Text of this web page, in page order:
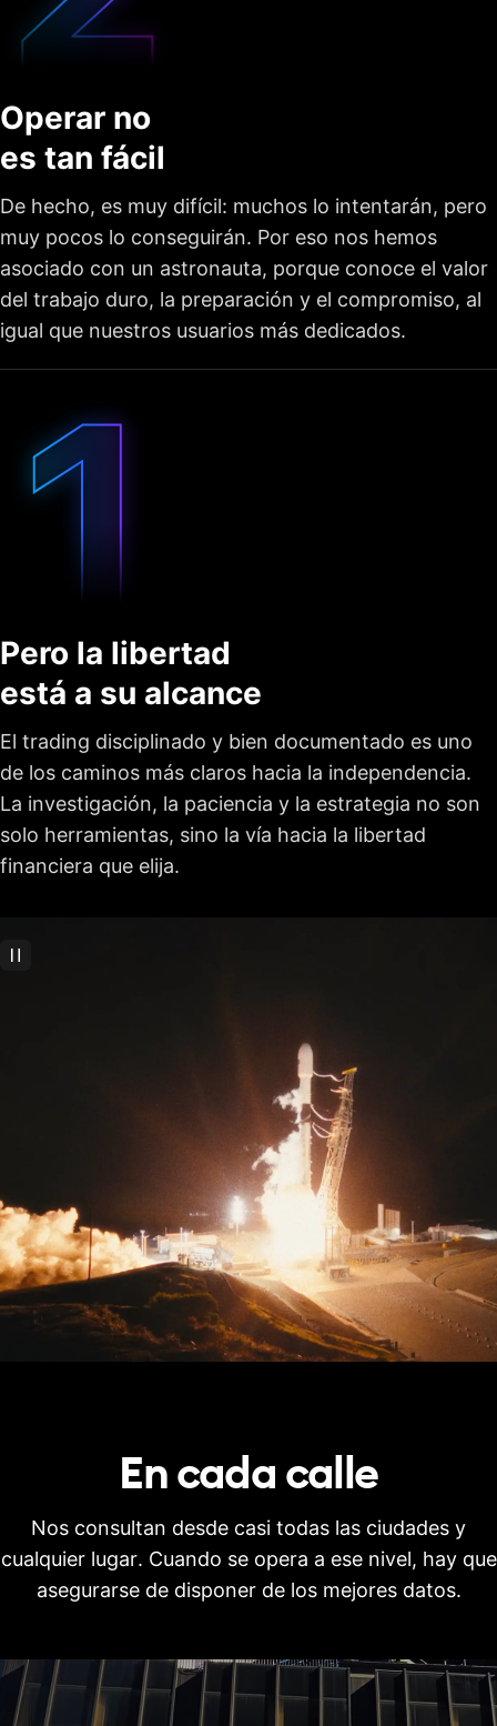
Operar no
es tan fácil
De hecho, es muy difícil: muchos lo intentarán, pero
muy pocos lo conseguirán. Por eso nos hemos
asociado con un astronauta, porque conoce el valor
del trabajo duro, la preparación y el compromiso, al
igual que nuestros usuarios más dedicados.
Pero la libertad
está a su alcance
El trading disciplinado y bien documentado es uno
de los caminos más claros hacia la independencia.
La investigación, la paciencia y la estrategia no son
solo herramientas, sino la vía hacia la libertad
financiera que elija.
En cadacalle
Nos consultan desde casi todas las ciudades y
cualquier lugar. Cuando se opera a ese nivel, hay que
asegurarse de disponer de los mejores datos.